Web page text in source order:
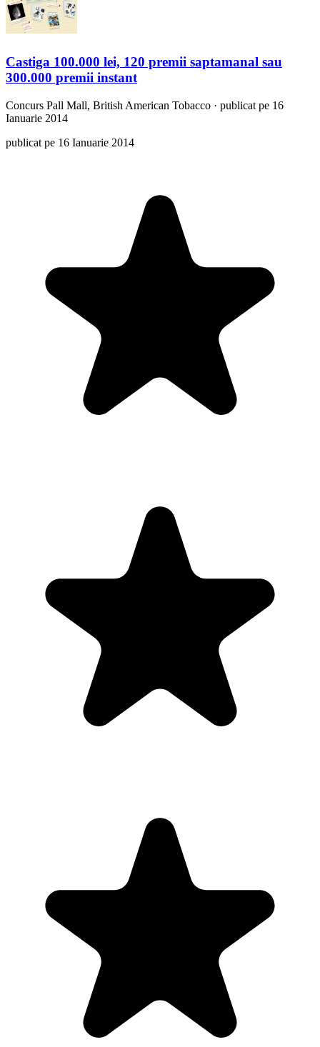
Castiga 100.000 lei, 120 premii saptamanal sau
300.000 premii instant
Concurs Pall Mall, British American Tobacco · publicat pe 16
Ianuarie 2014
publicat pe 16 Ianuarie 2014